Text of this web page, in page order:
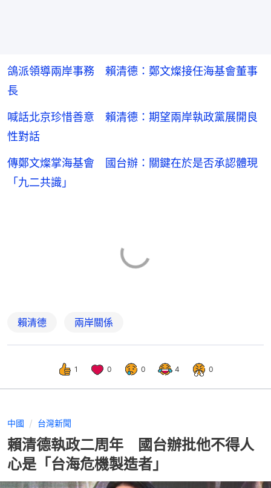
鴿派領導兩岸事務 賴清德：鄭文燦接任海基會董事
長
喊話北京珍惜善意 賴清德：期望兩岸執政黨展開良
性對話
傳鄭文燦掌海基會 國台辦：關鍵在於是否承認體現
「九二共識」
賴清德 兩岸關係
1 0 0 4 0
中國 台灣新聞
賴清德執政二周年 國台辦批他不得人
心是「台海危機製造者」